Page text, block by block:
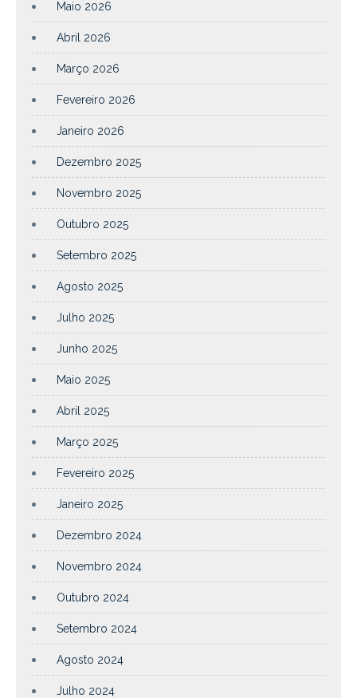
Maio 2026
Abril 2026
Março 2026
Fevereiro 2026
Janeiro 2026
Dezembro 2025
Novembro 2025
Outubro 2025
Setembro 2025
Agosto 2025
Julho 2025
Junho 2025
Maio 2025
Abril 2025
Março 2025
Fevereiro 2025
Janeiro 2025
Dezembro 2024
Novembro 2024
Outubro 2024
Setembro 2024
Agosto 2024
Julho 2024